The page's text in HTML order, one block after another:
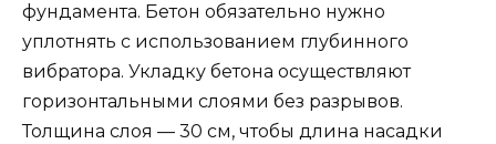
фундамента. Бетон обязательно нужно
уплотнять с использованием глубинного
вибратора. Укладку бетона осуществляют
горизонтальными слоями без разрывов.
Толщина слоя — 30 см, чтобы длина насадки